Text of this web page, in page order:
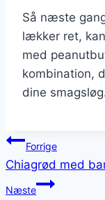
Så næste
lækker ret,
med
kombination,
dine
Forrige
Chiagrød med
Næste